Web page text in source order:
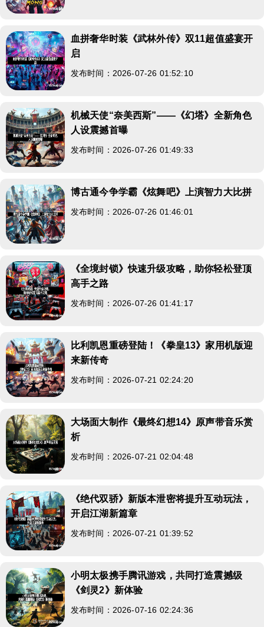
血拼奢华时装《武林外传》双11超值盛宴开
启
发布时间：2026-07-26 01:52:10
机械天使“奈美西斯”——《幻塔》全新角色
人设震撼首曝
发布时间：2026-07-26 01:49:33
博古通今争学霸《炫舞吧》上演智力大比拼
发布时间：2026-07-26 01:46:01
《全境封锁》快速升级攻略，助你轻松登顶
高手之路
发布时间：2026-07-26 01:41:17
比利凯恩重磅登陆！《拳皇13》家用机版迎
来新传奇
发布时间：2026-07-21 02:24:20
大场面大制作《最终幻想14》原声带音乐赏
析
发布时间：2026-07-21 02:04:48
《绝代双骄》新版本泄密将提升互动玩法，
开启江湖新篇章
发布时间：2026-07-21 01:39:52
小明太极携手腾讯游戏，共同打造震撼级
《剑灵2》新体验
发布时间：2026-07-16 02:24:36